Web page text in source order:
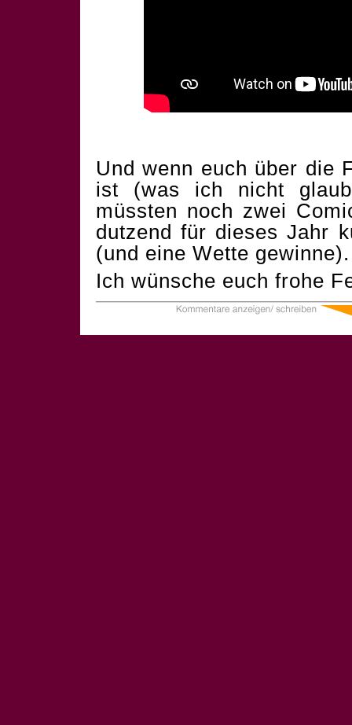
Und wenn euch über die
ist (was ich nicht
müssten noch zwei
dutzend für dieses Jahr
(und eine Wette
Ich wünsche euch frohe